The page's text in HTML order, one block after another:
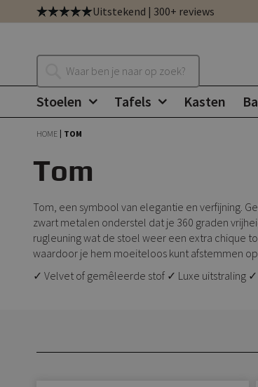
Ga
direct
naar
inhoud
Uitstekend | 300+ reviews
Zoeken
Stoelen Tafels Kasten
HOME TOM
Tom
Tom, een symbool van elegantie en verfijning.
zwart metalen onderstel dat je 360 graden
rugleuning wat de stoel weer een extra chique
waardoor je hem moeiteloos kunt afstemmen
✓ Velvet of gemêleerde stof ✓ Luxe uitstraling